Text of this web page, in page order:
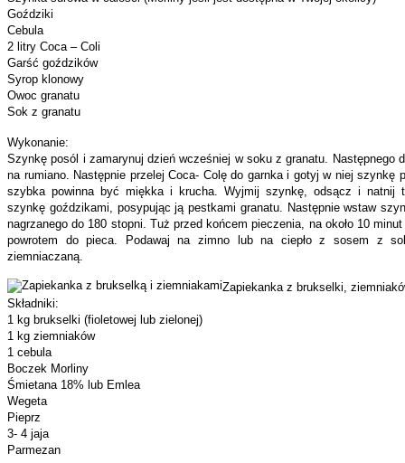
Goździki
Cebula
2 litry Coca – Coli
Garść goździków
Syrop klonowy
Owoc granatu
Sok z granatu
Wykonanie:
Szynkę posól i zamarynuj dzień wcześniej w soku z granatu. Następnego
na rumiano. Następnie przelej Coca- Colę do garnka i gotyj w niej szynkę
szybka powinna być miękka i krucha. Wyjmij szynkę, odsącz i natnij
szynkę goździkami, posypując ją pestkami granatu. Następnie wstaw
nagrzanego do 180 stopni. Tuż przed końcem pieczenia, na około 10
powrotem do pieca. Podawaj na zimno lub na ciepło z sosem z
ziemniaczaną.
Zapiekanka z brukselki,
Składniki:
1 kg brukselki (fioletowej lub zielonej)
1 kg ziemniaków
1 cebula
Boczek Morliny
Śmietana 18% lub Emlea
Wegeta
Pieprz
3- 4 jaja
Parmezan